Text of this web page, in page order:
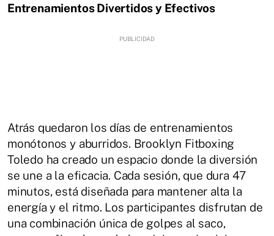
Entrenamientos Divertidos y Efectivos
Atrás quedaron los días de entrenamientos
monótonos y aburridos. Brooklyn Fitboxing
Toledo ha creado un espacio donde la diversión
se une a la eficacia. Cada sesión, que dura 47
minutos, está diseñada para mantener alta la
energía y el ritmo. Los participantes disfrutan de
una combinación única de golpes al saco,